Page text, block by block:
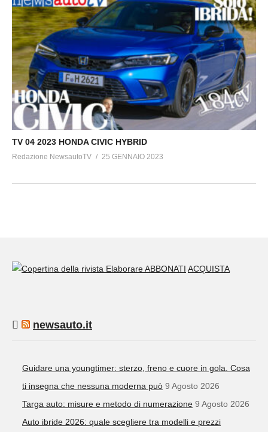
TV 04 2023 HONDA CIVIC HYBRID
Redazione NewsautoTV 25 GENNAIO 2023
ABBONATI ACQUISTA
newsauto.it
Guidare una youngtimer: sterzo, freno e cuore in gola. Cosa
ti insegna che nessuna moderna può 9 Agosto 2026
Targa auto: misure e metodo di numerazione 9 Agosto 2026
Auto ibride 2026: quale scegliere tra modelli e prezzi